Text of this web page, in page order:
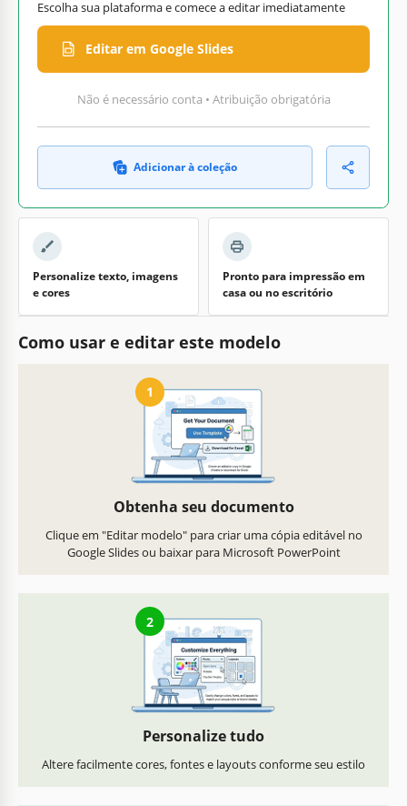
Escolha sua plataforma e comece a editar imediatamente
Editar em Google Slides
Não é necessário conta • Atribuição obrigatória
Adicionar à coleção
Personalize texto, imagens
e cores
Pronto para impressão em
casa ou no escritório
Como usar e editar este modelo
1
Obtenha seu documento
Clique em "Editar modelo" para criar uma cópia editável no
Google Slides ou baixar para Microsoft PowerPoint
2
Personalize tudo
Altere facilmente cores, fontes e layouts conforme seu estilo